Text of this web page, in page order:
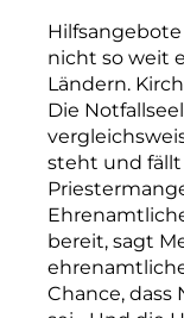
Hilfsangebote
nicht so weit
Ländern.
Die
steht und fällt
bereit, sagt
Chance, dass